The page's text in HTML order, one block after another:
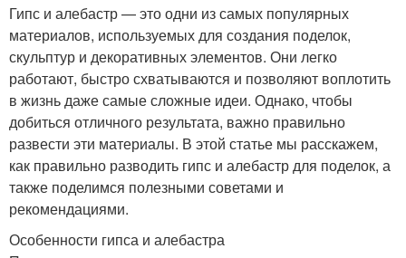
Гипс и алебастр — это одни из самых популярных
материалов, используемых для создания поделок,
скульптур и декоративных элементов. Они легко
работают, быстро схватываются и позволяют воплотить
в жизнь даже самые сложные идеи. Однако, чтобы
добиться отличного результата, важно правильно
развести эти материалы. В этой статье мы расскажем,
как правильно разводить гипс и алебастр для поделок, а
также поделимся полезными советами и
рекомендациями.
Особенности гипса и алебастра